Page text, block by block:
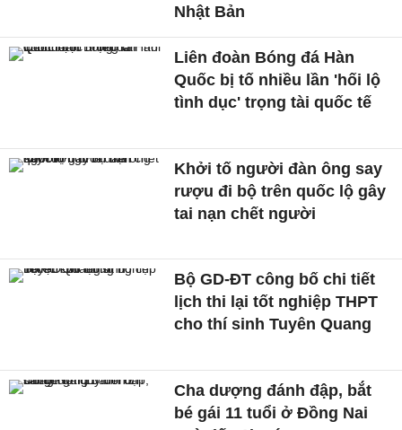
Nhật Bản
Liên đoàn Bóng đá Hàn
Quốc bị tố nhiều lần 'hối lộ
tình dục' trọng tài quốc tế
Khởi tố người đàn ông say
rượu đi bộ trên quốc lộ gây
tai nạn chết người
Bộ GD-ĐT công bố chi tiết
lịch thi lại tốt nghiệp THPT
cho thí sinh Tuyên Quang
Cha dượng đánh đập, bắt
bé gái 11 tuổi ở Đồng Nai